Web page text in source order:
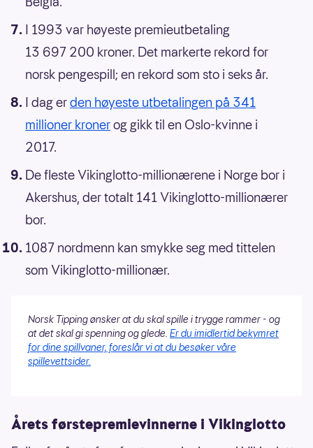
I 1993 var høyeste premieutbetaling
13 697 200 kroner. Det markerte rekord for
norsk pengespill; en rekord som sto i seks år.
I dag erden høyeste utbetalingen på 341
millioner kronerog gikk til en Oslo-kvinne i
2017.
De fleste Vikinglotto-millionærene i Norge bor i
Akershus, der totalt 141 Vikinglotto-millionærer
bor.
1087 nordmenn kan smykke seg med tittelen
som Vikinglotto-millionær.
Norsk Tipping ønsker at du skal spille i trygge rammer - og
at det skal gi spenning og glede. Er du imidlertid bekymret
for dine spillvaner, foreslår vi at du besøker våre
spillevettsider.
Årets førstepremievinnerne i Vikinglotto